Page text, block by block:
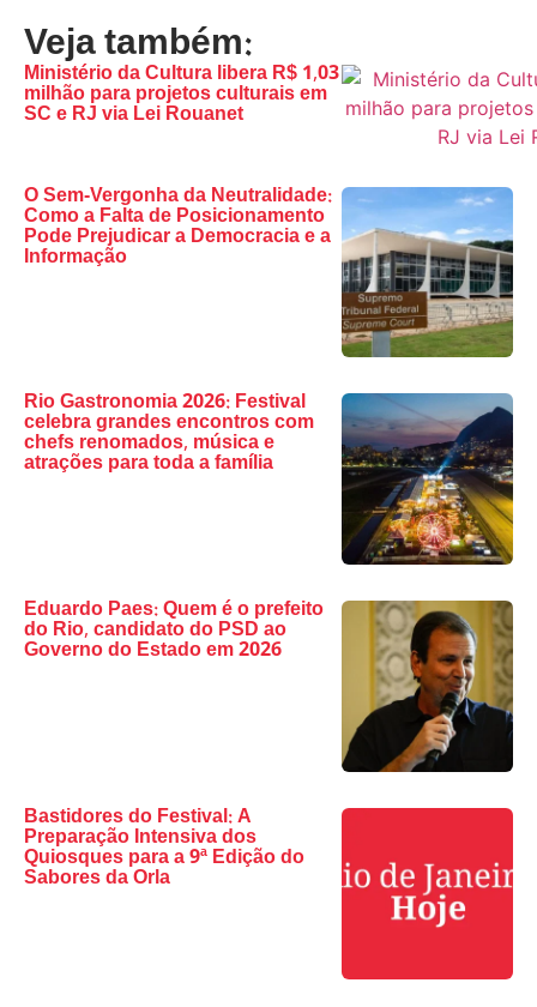
Veja também:
Ministério da Cultura libera R$ 1,03
milhão para projetos culturais em
SC e RJ via Lei Rouanet
O Sem-Vergonha da Neutralidade:
Como a Falta de Posicionamento
Pode Prejudicar a Democracia e a
Informação
Rio Gastronomia 2026: Festival
celebra grandes encontros com
chefs renomados, música e
atrações para toda a família
Eduardo Paes: Quem é o prefeito
do Rio, candidato do PSD ao
Governo do Estado em 2026
Bastidores do Festival: A
Preparação Intensiva dos
Quiosques para a 9ª Edição do
Sabores da Orla